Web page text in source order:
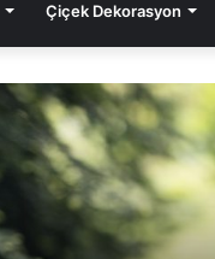
Çiçek Dekorasyon